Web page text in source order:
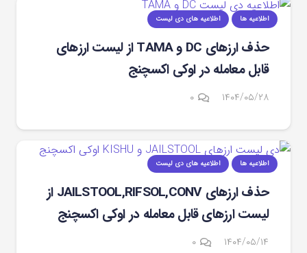
اطلاعیه ها اطلاعیه های دی لیست
حذف ارزهای DC و TAMA از لیست ارزهای
قابل معامله در اوکی اکسچنج
۱۴۰۴/۰۵/۲۸ ۰
اطلاعیه ها اطلاعیه های دی لیست
حذف ارزهای JAILSTOOL,RIFSOL,CONV از
لیست ارزهای قابل معامله در اوکی اکسچنج
۱۴۰۴/۰۵/۱۴ ۰